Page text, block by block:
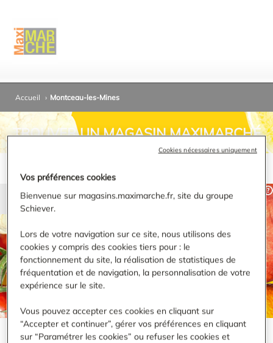
Accueil › Montceau-les-Mines
TROUVER UN MAGASIN MAXIMARCHÉ
RECHERCHER
Affiner ma recherche
Vos préférences cookies
Bienvenue sur magasins.maximarche.fr, site du groupe
Schiever.
Lors de votre navigation sur ce site, nous utilisons des
cookies y compris des cookies tiers pour : le
fonctionnement du site, la réalisation de statistiques de
fréquentation et de navigation, la personnalisation de votre
expérience sur le site.
Vous pouvez accepter ces cookies en cliquant sur
“Accepter et continuer”, gérer vos préférences en cliquant
sur “Paramétrer les cookies” ou refuser les cookies et
Cookies nécessaires uniquement